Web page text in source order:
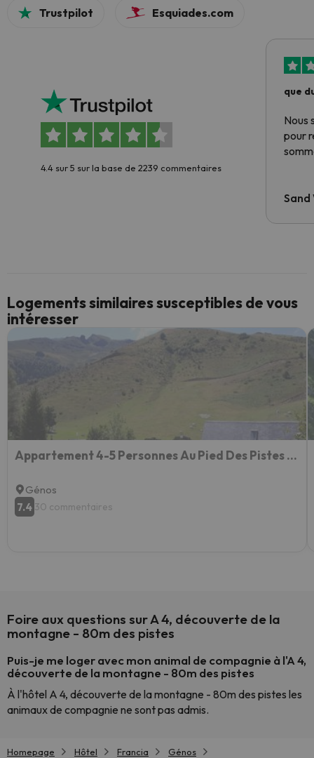
Trustpilot Esquiades.com
4.4 sur 5 sur la base de 2239 commentaires
que
Nous
pour
Sand
Logements similaires susceptibles de vous
intéresser
Appartement 4-5 Personnes Au Pied Des Pistes De Val Louron
Génos
7.4 30 commentaires
Foire aux questions sur A 4, découverte de la
montagne - 80m des pistes
Puis-je me loger avec mon animal de compagnie à l'A 4,
découverte de la montagne - 80m des pistes
À l'hôtel A 4, découverte de la montagne - 80m des pistes les
animaux de compagnie ne sont pas admis.
Homepage Hôtel Francia
Génos